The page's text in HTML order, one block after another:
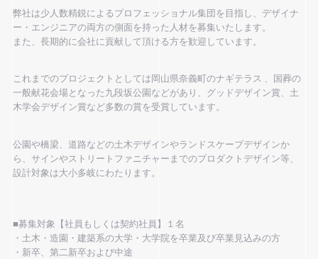
弊社は少人数精鋭によるプロフェッショナル集団を目指し、デザイナ
ー・エンジニアの両方の側面を持った人材を募集いたします。
また、長期的に会社に貢献して頂ける方を歓迎しています。
これまでのプロジェクトとしては岡山県奈義町のナギテラス 、国葬の
一般献花会場となった九段坂公園などがあり、グッドデザイン賞、土
木学会デザイン賞など多数の賞を受賞しています。
公園や橋梁、道路などの土木デザインやランドスケープデザインか
ら、サインやストリートファニチャーまでのプロダクトデザイン等、
設計対象は大小多岐にわたります。
■募集対象【社員もしくは契約社員】１名
・土木・造園・建築系の大学・大学院を卒業及び卒業見込みの方
・新卒、第二新卒および中途